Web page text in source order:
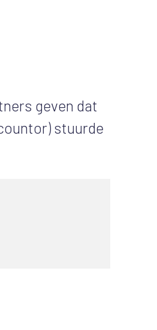
geven dat
stuurde